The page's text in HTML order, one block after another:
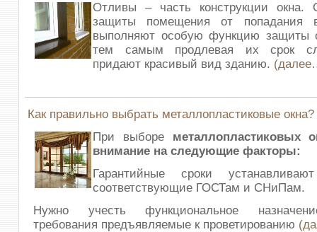
Отливы – часть конструкции
защиты помещения от попадания
выполняют особую функцию защиты
тем самым продлевая их срок
придают красивый вид зданию.
Как правильно выбрать металлопластиковые окна?
При выборе металлопластиковых
внимание на следующие факторы:
Гарантийные сроки
соответствующие ГОСТам и СНиПам.
Нужно учесть функциональное
требования предъявляемые к проветированию